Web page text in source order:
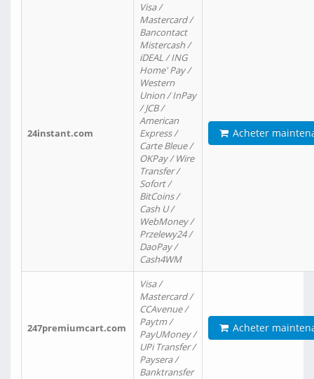
24instant.com
Visa /
Mastercard /
Bancontact
Mistercash /
iDEAL / ING
Home' Pay /
Western
Union / InPay
/ JCB /
American
Express /
Carte Bleue /
OKPay / Wire
Transfer /
Sofort /
BitCoins /
Cash U /
WebMoney /
Przelewy24 /
DaoPay /
Cash4WM
Acheter
247premiumcart.com
Visa /
Mastercard /
CCAvenue /
Paytm /
PayUMoney /
UPi Transfer /
Paysera /
Banktransfer
Acheter